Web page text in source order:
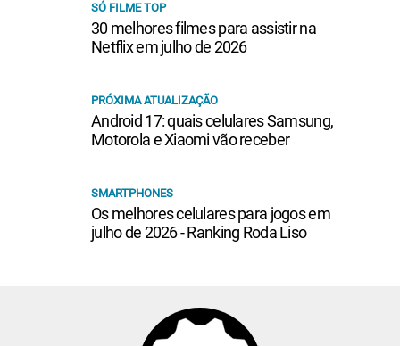
SÓ FILME TOP
30 melhores filmes para assistir na
Netflix em julho de 2026
PRÓXIMA ATUALIZAÇÃO
Android 17: quais celulares Samsung,
Motorola e Xiaomi vão receber
SMARTPHONES
Os melhores celulares para jogos em
julho de 2026 - Ranking Roda Liso